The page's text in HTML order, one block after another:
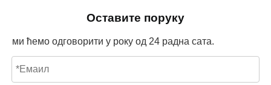
Оставите поруку
ми ћемо одговорити у року од 24 радна сата.